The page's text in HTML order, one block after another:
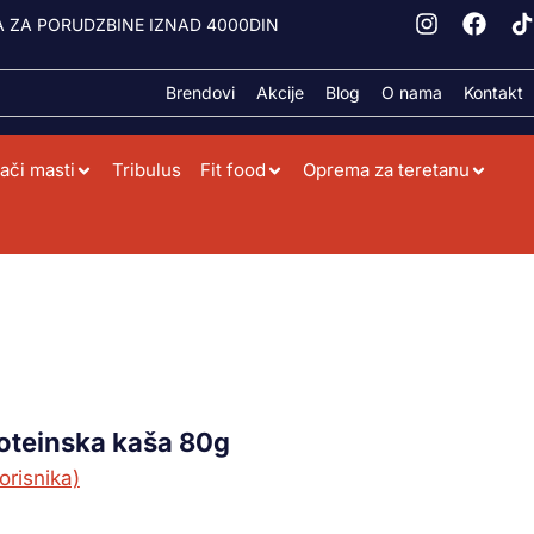
ZA PORUDZBINE IZNAD 4000DIN
Brendovi Akcije Blog O nama Kontakt
masti Tribulus Fit food Oprema za teretanu
kaša 80g